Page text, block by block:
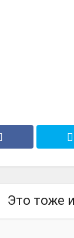
Это тоже